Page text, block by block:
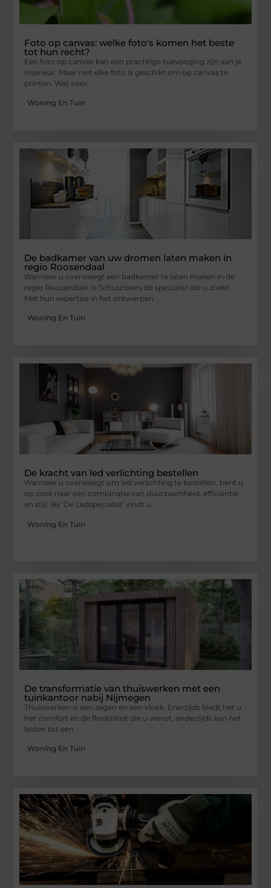
Foto op canvas: welke foto's komen het beste
tot hun recht?
Een foto op canvas kan een prachtige toevoeging zijn aan je
interieur. Maar niet elke foto is geschikt om op canvas te
printen. Wat voor
Woning En Tuin
De badkamer van uw dromen laten maken in
regio Roosendaal
Wanneer u overweegt een badkamer te laten maken in de
regio Roosendaal, is Schuurbiers dé specialist die u zoekt.
Met hun expertise in het ontwerpen
Woning En Tuin
De kracht van led verlichting bestellen
Wanneer u overweegt om led verlichting te bestellen, bent u
op zoek naar een combinatie van duurzaamheid, efficiëntie
en stijl. Bij ‘De Ledspecialist’ vindt u
Woning En Tuin
De transformatie van thuiswerken met een
tuinkantoor nabij Nijmegen
Thuiswerken is een zegen en een vloek. Enerzijds biedt het u
het comfort en de flexibiliteit die u wenst, anderzijds kan het
leiden tot een
Woning En Tuin